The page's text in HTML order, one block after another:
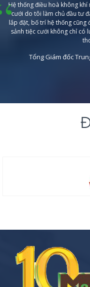
Hệ thống điều hoà không
cưới do tôi làm chủ đầu
lắp đặt, bố trí hệ thống
sảnh tiệc cưới không chỉ
Tổng Giám đốc